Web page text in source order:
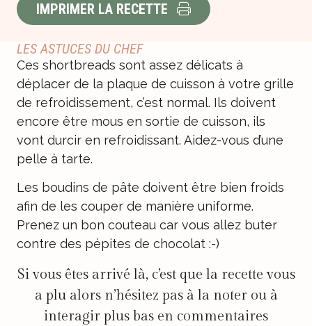
IMPRIMER LA RECETTE
LES ASTUCES DU CHEF
Ces shortbreads sont assez délicats à
déplacer de la plaque de cuisson à votre grille
de refroidissement, c’est normal. Ils doivent
encore être mous en sortie de cuisson, ils
vont durcir en refroidissant. Aidez-vous d’une
pelle à tarte.
Les boudins de pâte doivent être bien froids
afin de les couper de manière uniforme.
Prenez un bon couteau car vous allez buter
contre des pépites de chocolat :-)
Si vous êtes arrivé là, c’est que la recette vous
a plu alors n’hésitez pas à la noter ou à
interagir plus bas en commentaires